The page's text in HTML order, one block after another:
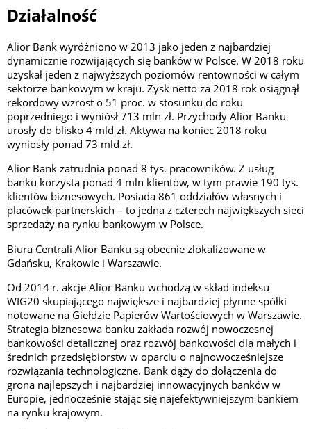
Działalność
Alior Bank wyróżniono w 2013 jako jeden z najbardziej
dynamicznie rozwijających się banków w Polsce. W 2018 roku
uzyskał jeden z najwyższych poziomów rentowności w całym
sektorze bankowym w kraju. Zysk netto za 2018 rok osiągnął
rekordowy wzrost o 51 proc. w stosunku do roku
poprzedniego i wyniósł 713 mln zł. Przychody Alior Banku
urosły do blisko 4 mld zł. Aktywa na koniec 2018 roku
wyniosły ponad 73 mld zł.
Alior Bank zatrudnia ponad 8 tys. pracowników. Z usług
banku korzysta ponad 4 mln klientów, w tym prawie 190 tys.
klientów biznesowych. Posiada 861 oddziałów własnych i
placówek partnerskich – to jedna z czterech największych sieci
sprzedaży na rynku bankowym w Polsce.
Biura Centrali Alior Banku są obecnie zlokalizowane w
Gdańsku, Krakowie i Warszawie.
Od 2014 r. akcje Alior Banku wchodzą w skład indeksu
WIG20 skupiającego największe i najbardziej płynne spółki
notowane na Giełdzie Papierów Wartościowych w Warszawie.
Strategia biznesowa banku zakłada rozwój nowoczesnej
bankowości detalicznej oraz rozwój bankowości dla małych i
średnich przedsiębiorstw w oparciu o najnowocześniejsze
rozwiązania technologiczne. Bank dąży do dołączenia do
grona najlepszych i najbardziej innowacyjnych banków w
Europie, jednocześnie stając się najefektywniejszym bankiem
na rynku krajowym.